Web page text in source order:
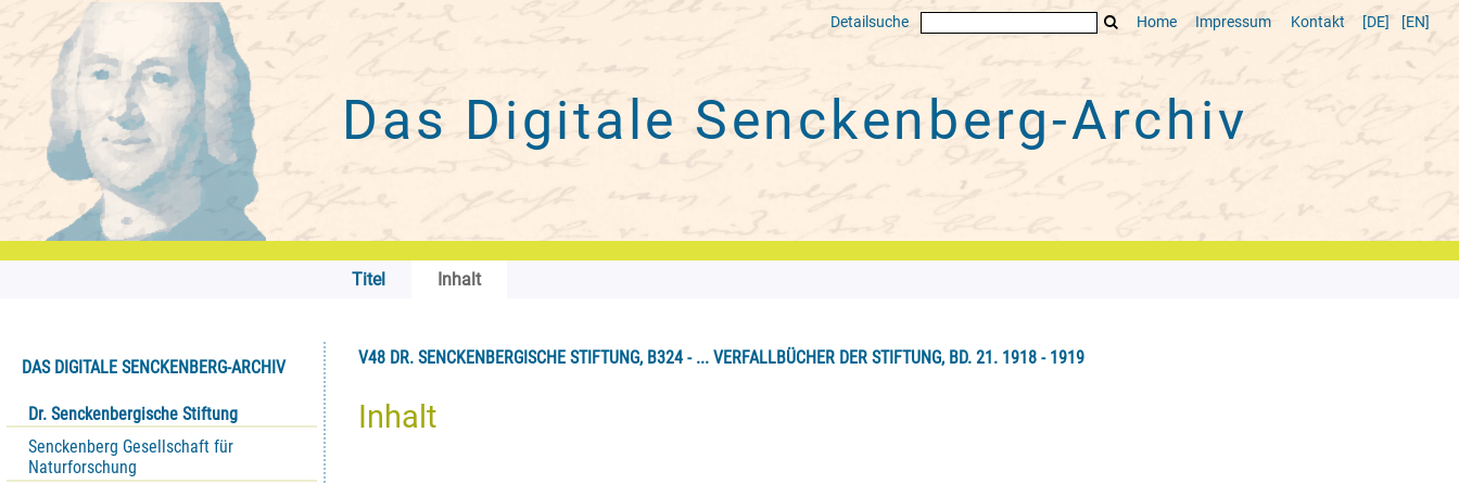
Detailsuche Home Impressum Kontakt [DE] [EN]
Das Digitale Senckenberg-Archiv
Titel Inhalt
DAS DIGITALE SENCKENBERG-ARCHIV
Dr. Senckenbergische Stiftung
Senckenberg Gesellschaft für
Naturforschung
V48 DR. SENCKENBERGISCHE STIFTUNG, B324 - ... VERFALLBÜCHER DER STIFTUNG, BD. 21. 1918 - 1919
Inhalt